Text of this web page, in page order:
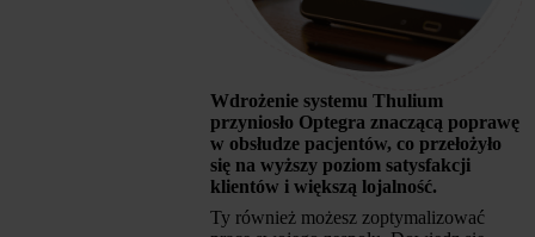
Wdrożenie systemu Thulium
przyniosło Optegra znaczącą poprawę
w obsłudze pacjentów, co przełożyło
się na wyższy poziom satysfakcji
klientów i większą lojalność.
Ty również możesz zoptymalizować